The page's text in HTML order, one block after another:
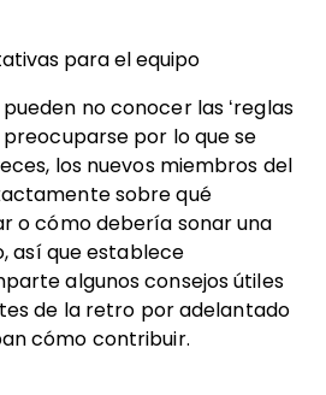
para el equipo
pueden no conocer las ‘reglas
preocuparse por lo que se
los nuevos miembros del
sobre qué
o cómo debería sonar una
así que establece
algunos consejos útiles
de la retro por adelantado
cómo contribuir.